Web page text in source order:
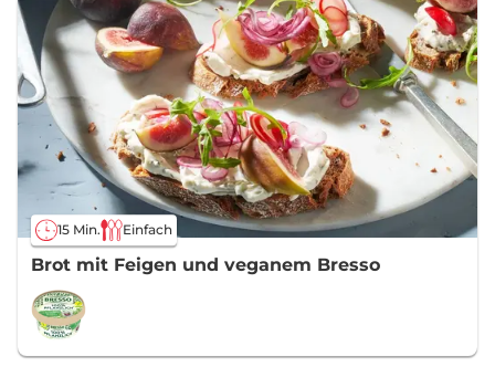
15 Min. Einfach
Brot mit Feigen und veganem Bresso